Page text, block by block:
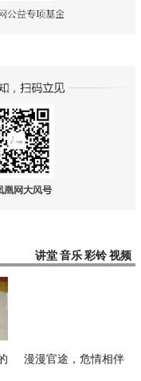
讲堂 音乐 彩铃 视频
漫漫官途，危情相伴